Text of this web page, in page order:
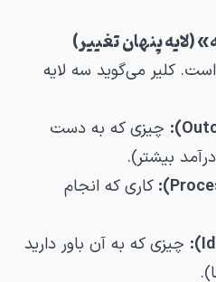
پنهان تغییر)
کلیر می‌گوید سه لایه
چیزی که به دست
بیشتر).
کاری که انجام
چیزی که به آن باور دارید